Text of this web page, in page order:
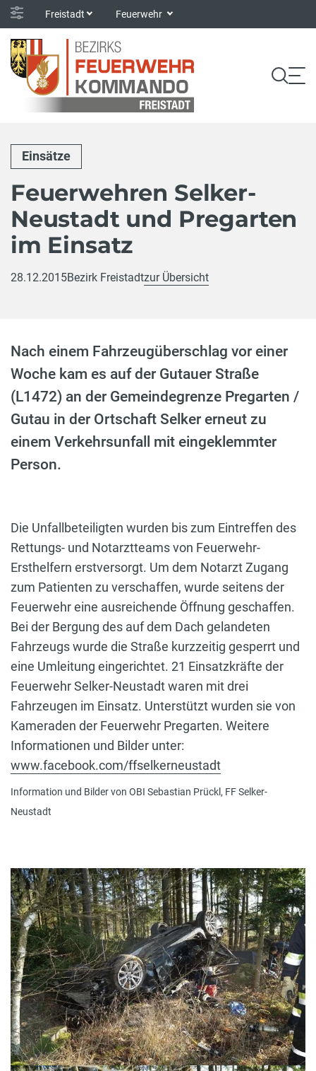
Freistadt Feuerwehr
Einsätze
Feuerwehren Selker-
Neustadt und Pregarten
im Einsatz
28.12.2015Bezirk Freistadtzur Übersicht
Nach einem Fahrzeugüberschlag vor einer
Woche kam es auf der Gutauer Straße
(L1472) an der Gemeindegrenze Pregarten /
Gutau in der Ortschaft Selker erneut zu
einem Verkehrsunfall mit eingeklemmter
Person.
Die Unfallbeteiligten wurden bis zum Eintreffen des
Rettungs- und Notarztteams von Feuerwehr-
Ersthelfern erstversorgt. Um dem Notarzt Zugang
zum Patienten zu verschaffen, wurde seitens der
Feuerwehr eine ausreichende Öffnung geschaffen.
Bei der Bergung des auf dem Dach gelandeten
Fahrzeugs wurde die Straße kurzzeitig gesperrt und
eine Umleitung eingerichtet. 21 Einsatzkräfte der
Feuerwehr Selker-Neustadt waren mit drei
Fahrzeugen im Einsatz. Unterstützt wurden sie von
Kameraden der Feuerwehr Pregarten. Weitere
Informationen und Bilder unter:
www.facebook.com/ffselkerneustadt
Information und Bilder von OBI Sebastian Prückl, FF Selker-
Neustadt